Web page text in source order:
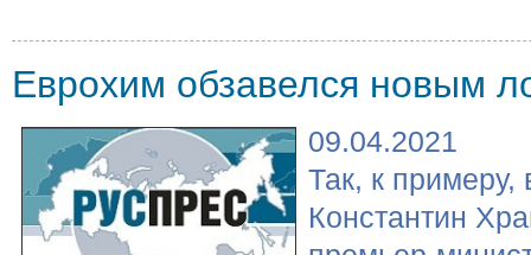
Еврохим обзавелся новым
09.04.2021
Так, к
Константин